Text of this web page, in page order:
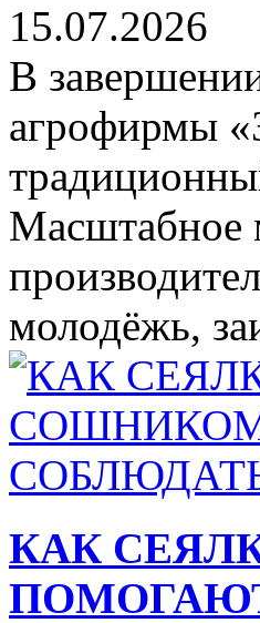
15.07.2026
В
агрофирмы
Масштабное
молодёжь,
КАК